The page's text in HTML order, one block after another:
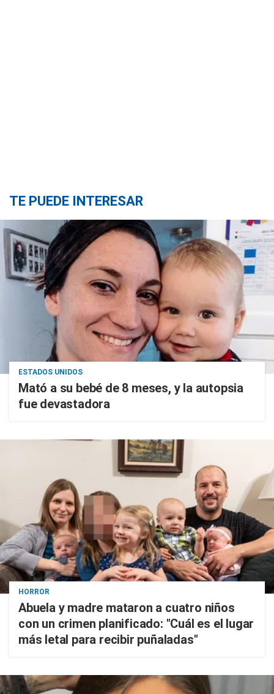
TE PUEDE INTERESAR
ESTADOS UNIDOS
Mató a su bebé de 8 meses, y la autopsia
fue devastadora
HORROR
Abuela y madre mataron a cuatro niños
con un crimen planificado: "Cuál es el lugar
más letal para recibir puñaladas"